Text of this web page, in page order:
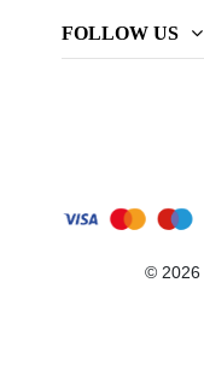
FOLLOW US
© 2026